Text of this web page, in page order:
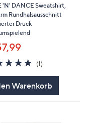
'N' DANCE Sweatshirt,
Rundhalsausschnitt
Druck
5.0
von
5
(1)
Warenkorb